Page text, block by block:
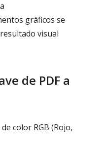
gráficos se
visual
de PDF a
color RGB (Rojo,